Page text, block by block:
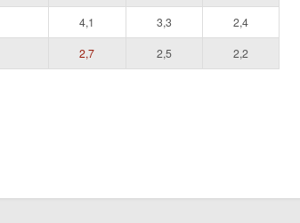
4,1 3,3 2,4
2,7 2,5 2,2